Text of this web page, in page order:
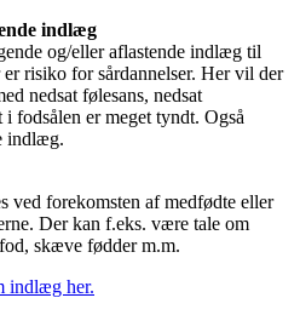
indlæg
og/eller aflastende indlæg til
risiko for sårdannelser. Her vil der
nedsat følesans, nedsat
fodsålen er meget tyndt. Også
indlæg.
forekomsten af medfødte eller
Der kan f.eks. være tale om
skæve fødder m.m.
indlæg her.